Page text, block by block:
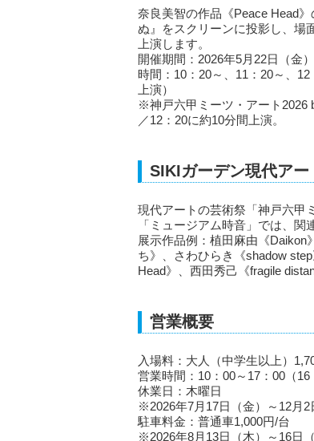
奈良美智の作品《Peace Head
ぬ』をスクリーンに投影し、場
上演します。
開催期間：2026年5月22日（金
時間：10：20～、11：20～、
上演）
※神戸六甲ミーツ・アート2026
／12：20に約10分間上演。
SIKIガーデン現代アー
現代アートの芸術祭「神戸六甲
「ミュージアム時音」では、関
展示作品例：植田麻由《
ち》、さわひらき《shadow
Head》、西田秀己《fragile
営業概要
入場料：大人（中学生以上）
営業時間：10：00～17：00（16
休業日：木曜日
※2026年7月17日（金）～12月2
駐車料金：普通車1,000円/台
※2026年8月13日（木）～16日